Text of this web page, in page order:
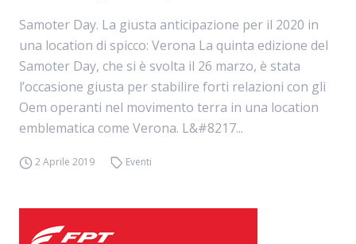
Samoter Day. La giusta anticipazione per il 2020 in
una location di spicco: Verona La quinta edizione del
Samoter Day, che si è svolta il 26 marzo, è stata
l’occasione giusta per stabilire forti relazioni con gli
Oem operanti nel movimento terra in una location
emblematica come Verona. L&#8217...
2 Aprile 2019 Eventi